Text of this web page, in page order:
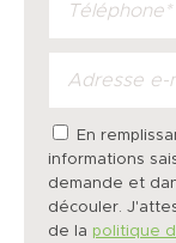
En
informations
demande et
découler.
de la politique